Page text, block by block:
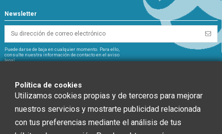
Newsletter
Puede darse de baja en cualquier momento. Para ello,
consulte nuestra información de contacto en el aviso
legal.
CHEF GLOBAL 2014 SOCIEDAD LIMITADA ha recibido una ayuda de la Unión
Política de cookies
Utilizamos cookies propias y de terceros para mejorar
nuestros servicios y mostrarte publicidad relacionada
con tus preferencias mediante el análisis de tus